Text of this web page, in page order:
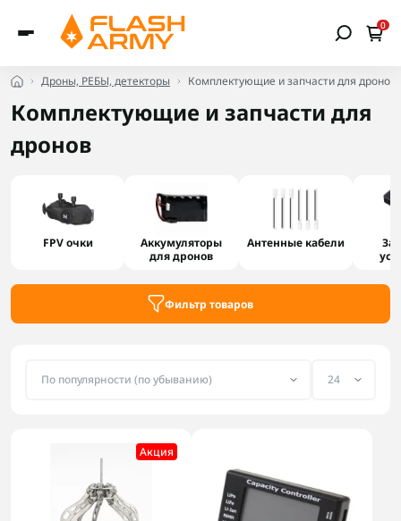
0
Дроны, РЕБЫ, детекторы Комплектующие и запчасти для дронов
Комплектующие и запчасти для
дронов
FPV очки
Аккумуляторы
для дронов
Антенные кабели
Фильтр товаров
Акция